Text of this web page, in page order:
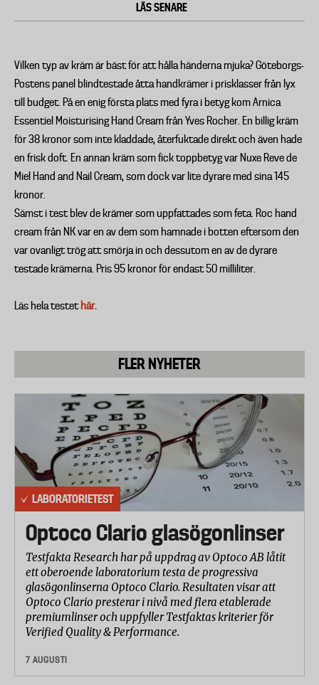
LÄS SENARE
Vilken typ av kräm är bäst för att hålla händerna mjuka? Göteborgs-
Postens panel blindtestade åtta handkrämer i prisklasser från lyx
till budget. På en enig första plats med fyra i betyg kom Arnica
Essentiel Moisturising Hand Cream från Yves Rocher. En billig kräm
för 38 kronor som inte kladdade, återfuktade direkt och även hade
en frisk doft. En annan kräm som fick toppbetyg var Nuxe Reve de
Miel Hand and Nail Cream, som dock var lite dyrare med sina 145
kronor.
Sämst i test blev de krämer som uppfattades som feta. Roc hand
cream från NK var en av dem som hamnade i botten eftersom den
var ovanligt trög att smörja in och dessutom en av de dyrare
testade krämerna. Pris 95 kronor för endast 50 milliliter.
Läs hela testet här.
FLER NYHETER
LABORATORIETEST
Optoco Clario glasögonlinser
Testfakta Research har på uppdrag av Optoco AB låtit
ett oberoende laboratorium testa de progressiva
glasögonlinserna Optoco Clario. Resultaten visar att
Optoco Clario presterar i nivå med flera etablerade
premiumlinser och uppfyller Testfaktas kriterier för
Verified Quality & Performance.
7 AUGUSTI